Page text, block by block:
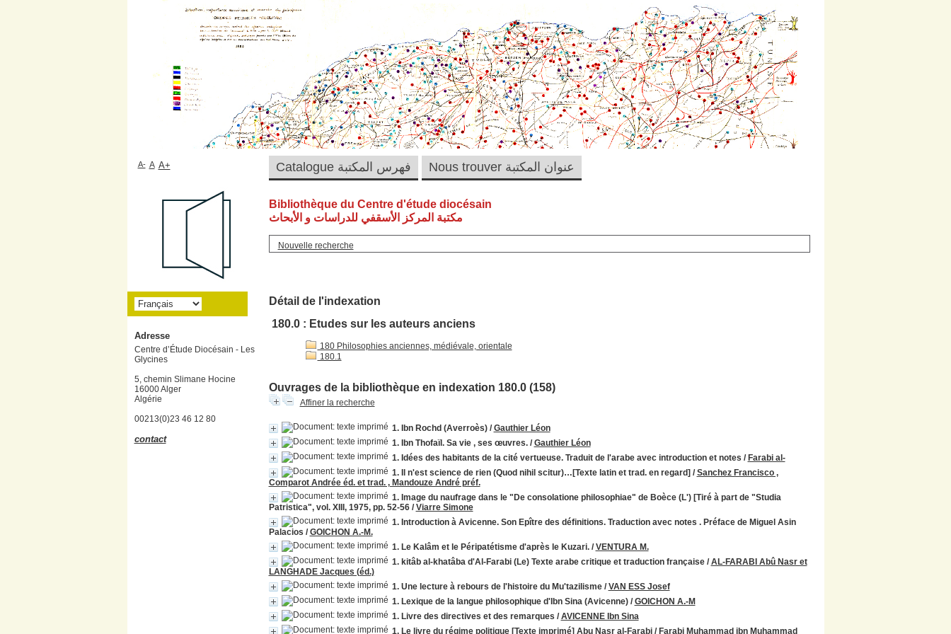
Bibliothèque du Centre d'étude diocésain
مكتبة المركز الأسقفي للدراسات و الأبحاث
Nouvelle recherche
Détail de l'indexation
180.0 : Etudes sur les auteurs anciens
180 Philosophies anciennes, médiévale, orientale
180.1
Ouvrages de la bibliothèque en indexation 180.0 (158)
Affiner la recherche
1. Ibn Rochd (Averroès)/Gauthier Léon
1. Ibn Thofaïl. Sa vie , ses œuvres./Gauthier Léon
1. Idées des habitants de la cité vertueuse. Traduit de l'arabe avec introduction et notes / Farabi al-
1. Il n'est science de rien (Quod nihil scitur)…[Texte latin et trad. en regard] /Sanchez Francisco ,
Comparot Andrée éd. et trad. , Mandouze André préf.
1. Image du naufrage dans le "De consolatione philosophiae" de Boèce (L') [Tiré à part de "Studia
Patristica", vol. XIII, 1975, pp. 52-56/Viarre Simone
1. Introduction à Avicenne. Son Epître des définitions. Traduction avec notes . Préface de Miguel Asin
Palacios /GOICHON A.-M.
1. Le Kalâm et le Péripatétisme d'après le Kuzari./VENTURA M.
1. kitâb al-khatâba d'Al-Farabi (Le) Texte arabe critique et traduction française/AL-FARABI Abû Nasr et
LANGHADE Jacques (éd.)
1. Une lecture à rebours de l'histoire du Mu'tazilisme/VAN ESS Josef
1. Lexique de la langue philosophique d'Ibn Sina (Avicenne)/GOICHON A.-M
1. Livre des directives et des remarques /AVICENNE Ibn Sina
1. Le livre du régime politique [Texte imprimé] Abu Nasr al-Farabi/ Farabi Muhammad ibn Muhammad
Catalogue فهرس المكتبة Nous trouver عنوان المكتبة A- A A+
Adresse
Centre d’Étude Diocésain - Les
Glycines
5, chemin Slimane Hocine
16000 Alger
Algérie
00213(0)23 46 12 80
contact